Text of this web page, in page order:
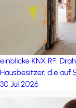
einblicke KNX RF:
Hausbesitzer, die auf
30 Jul 2026